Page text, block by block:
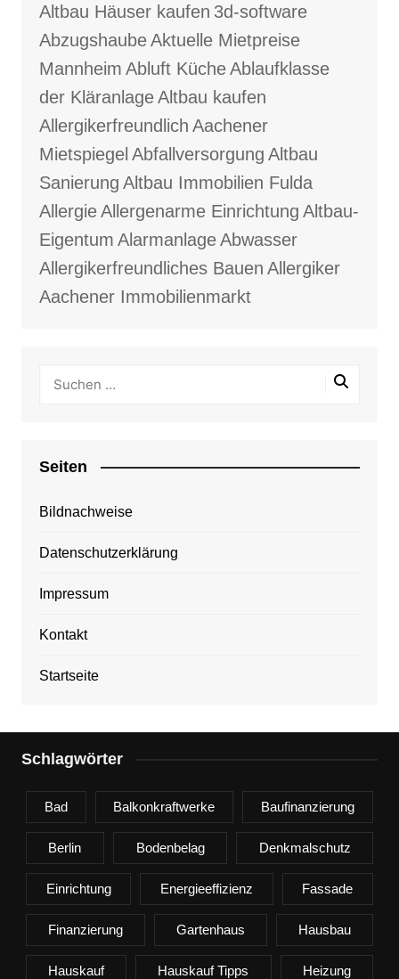
Altbau Häuser kaufen 3d-software
AbzugshaubeAktuelle Mietpreise
Mannheim Abluft KücheAblaufklasse
der KläranlageAltbau kaufen
Allergikerfreundlich Aachener
Mietspiegel Abfallversorgung Altbau
Sanierung Altbau Immobilien Fulda
AllergieAllergenarme Einrichtung Altbau-
Eigentum AlarmanlageAbwasser
Allergikerfreundliches Bauen Allergiker
Aachener Immobilienmarkt
Seiten
Bildnachweise
Datenschutzerklärung
Impressum
Kontakt
Startseite
Schlagwörter
Bad Balkonkraftwerke Baufinanzierung
Berlin Bodenbelag Denkmalschutz
Einrichtung Energieeffizienz Fassade
Finanzierung Gartenhaus Hausbau
Hauskauf Hauskauf Tipps Heizung